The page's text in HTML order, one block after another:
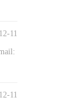
11
11